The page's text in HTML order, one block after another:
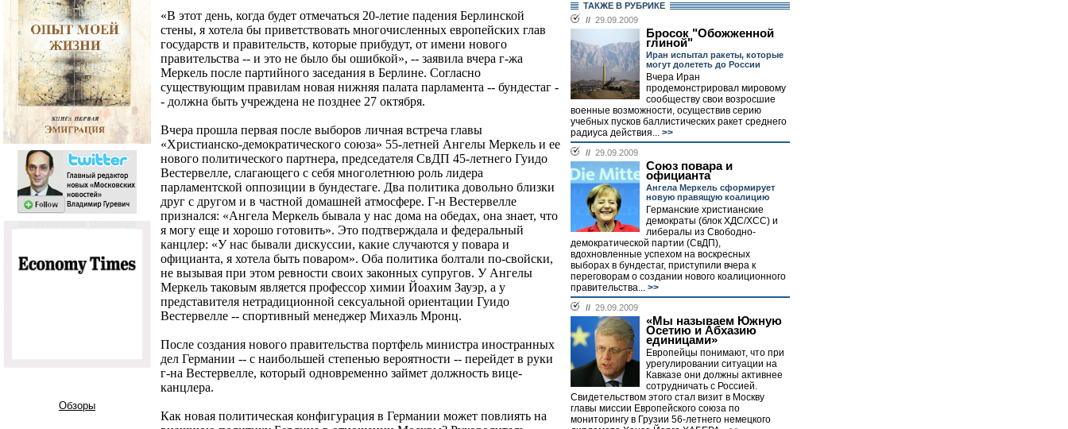
Обзоры
«В этот день, когда будет отмечаться 20-летие падения Берлинской
стены, я хотела бы приветствовать многочисленных европейских глав
государств и правительств, которые прибудут, от имени нового
правительства -- и это не было бы ошибкой», -- заявила вчера г-жа
Меркель после партийного заседания в Берлине. Согласно
существующим правилам новая нижняя палата парламента -- бундестаг -
- должна быть учреждена не позднее 27 октября.
Вчера прошла первая после выборов личная встреча главы
«Христианско-демократического союза» 55-летней Ангелы Меркель и ее
нового политического партнера, председателя СвДП 45-летнего Гуидо
Вестервелле, слагающего с себя многолетнюю роль лидера
парламентской оппозиции в бундестаге. Два политика довольно близки
друг с другом и в частной домашней атмосфере. Г-н Вестервелле
признался: «Ангела Меркель бывала у нас дома на обедах, она знает, что
я могу еще и хорошо готовить». Это подтверждала и федеральный
канцлер: «У нас бывали дискуссии, какие случаются у повара и
официанта, я хотела быть поваром». Оба политика болтали по-свойски,
не вызывая при этом ревности своих законных супругов. У Ангелы
Меркель таковым является профессор химии Йоахим Зауэр, а у
представителя нетрадиционной сексуальной ориентации Гуидо
Вестервелле -- спортивный менеджер Михаэль Мронц.
После создания нового правительства портфель министра иностранных
дел Германии -- с наибольшей степенью вероятности -- перейдет в руки
г-на Вестервелле, который одновременно займет должность вице-
канцлера.
Как новая политическая конфигурация в Германии может повлиять на
ТАКЖЕ В РУБРИКЕ
// 29.09.2009
Бросок "Обожженной
глиной"
Иран испытал ракеты, которые
могут долететь до России
Вчера Иран
продемонстрировал мировому
сообществу свои возросшие
военные возможности, осуществив серию
учебных пусков баллистических ракет среднего
радиуса действия... >>
// 29.09.2009
Союз повара и
официанта
Ангела Меркель сформирует
новую правящую коалицию
Германские христианские
демократы (блок ХДС/ХСС) и
либералы из Свободно-
демократической партии (СвДП),
вдохновленные успехом на воскресных
выборах в бундестаг, приступили вчера к
переговорам о создании нового коалиционного
правительства... >>
// 29.09.2009
«Мы называем Южную
Осетию и Абхазию
единицами»
Европейцы понимают, что при
урегулировании ситуации на
Кавказе они должны активнее
сотрудничать с Россией.
Свидетельством этого стал визит в Москву
главы миссии Европейского союза по
мониторингу в Грузии 56-летнего немецкого